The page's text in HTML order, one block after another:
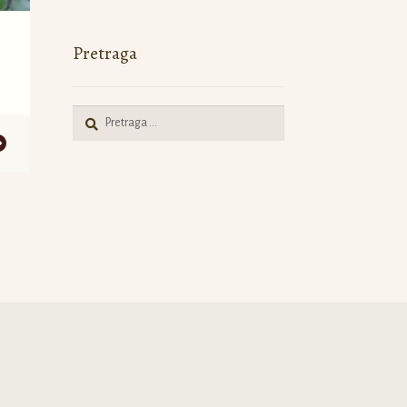
Pretraga
Pretraga